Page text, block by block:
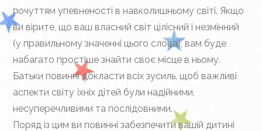
почуттям упевненості в навколишньому світі. Якщо
ви вірите, що ваш власний світ цілісний і незмінний
(у правильному значенні цього слова), вам буде
набагато простіше знайти своє місце в ньому.
Батьки повинні докласти всіх зусиль, щоб важливі
аспекти світу їхніх дітей були надійними,
несуперечливими та послідовними.
Поряд із цим ви повинні забезпечити вашій дитині